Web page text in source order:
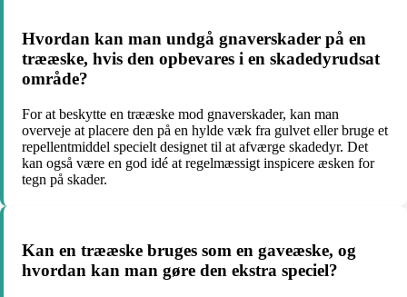
Hvordan kan man undgå gnaverskader på en
trææske, hvis den opbevares i en skadedyrudsat
område?
For at beskytte en trææske mod gnaverskader, kan man
overveje at placere den på en hylde væk fra gulvet eller bruge et
repellentmiddel specielt designet til at afværge skadedyr. Det
kan også være en god idé at regelmæssigt inspicere æsken for
tegn på skader.
Kan en trææske bruges som en gaveæske, og
hvordan kan man gøre den ekstra speciel?